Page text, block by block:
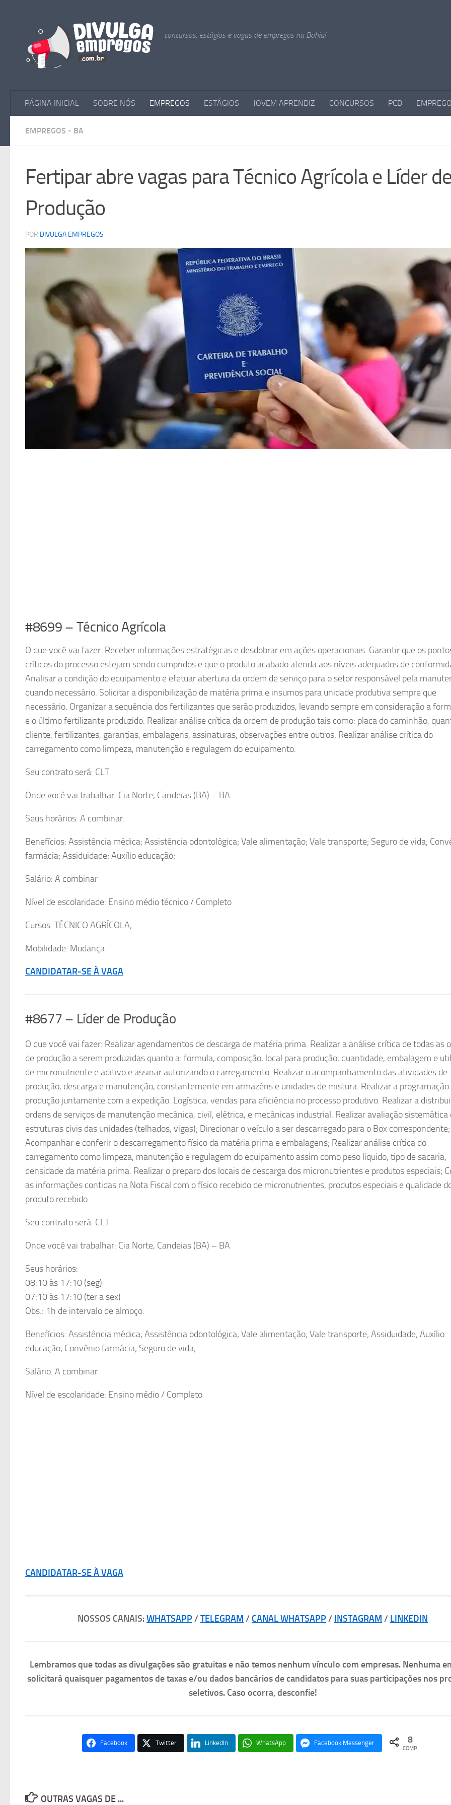
concursos, estágios e vagas de empregos na Bahia!
PÁGINA INICIAL SOBRE NÓS EMPREGOS ESTÁGIOS JOVEM APRENDIZ CONCURSOS PCD
EMPREGOS - BA
Fertipar abre vagas para Técnico Agrícola e Líder
Produção
POR DIVULGA EMPREGOS
#8699 – Técnico Agrícola
O que você vai fazer: Receber informações estratégicas e desdobrar em ações operacionais. Garantir que os
críticos do processo estejam sendo cumpridos e que o produto acabado atenda aos níveis adequados de
Analisar a condição do equipamento e efetuar abertura da ordem de serviço para o setor responsável pela
quando necessário. Solicitar a disponibilização de matéria prima e insumos para unidade produtiva sempre que
necessário. Organizar a sequência dos fertilizantes que serão produzidos, levando sempre em consideração a
e o último fertilizante produzido. Realizar análise crítica da ordem de produção tais como: placa do caminhão,
cliente, fertilizantes, garantias, embalagens, assinaturas, observações entre outros. Realizar análise crítica do
carregamento como limpeza, manutenção e regulagem do equipamento.
Seu contrato será: CLT
Onde você vai trabalhar: Cia Norte, Candeias (BA) – BA
Seus horários: A combinar.
Benefícios: Assistência médica; Assistência odontológica; Vale alimentação; Vale transporte; Seguro de vida;
farmácia; Assiduidade; Auxílio educação;
Salário: A combinar
Nível de escolaridade: Ensino médio técnico / Completo
Cursos: TÉCNICO AGRÍCOLA;
Mobilidade: Mudança
CANDIDATAR-SE À VAGA
#8677 – Líder de Produção
O que você vai fazer: Realizar agendamentos de descarga de matéria prima. Realizar a análise crítica de todas as
de produção a serem produzidas quanto a: formula, composição, local para produção, quantidade, embalagem e
de micronutriente e aditivo e assinar autorizando o carregamento. Realizar o acompanhamento das atividades de
produção, descarga e manutenção, constantemente em armazéns e unidades de mistura. Realizar a programação
produção juntamente com a expedição. Logística, vendas para eficiência no processo produtivo. Realizar a
ordens de serviços de manutenção mecânica, civil, elétrica, e mecânicas industrial. Realizar avaliação sistemática
estruturas civis das unidades (telhados, vigas); Direcionar o veículo a ser descarregado para o Box correspondente;
Acompanhar e conferir o descarregamento físico da matéria prima e embalagens; Realizar análise crítica do
carregamento como limpeza, manutenção e regulagem do equipamento assim como peso liquido, tipo de sacaria,
densidade da matéria prima. Realizar o preparo dos locais de descarga dos micronutrientes e produtos especiais;
as informações contidas na Nota Fiscal com o físico recebido de micronutrientes, produtos especiais e qualidade
produto recebido
Seu contrato será: CLT
Onde você vai trabalhar: Cia Norte, Candeias (BA) – BA
Seus horários:
08:10 às 17:10 (seg)
07:10 às 17:10 (ter a sex)
Obs.: 1h de intervalo de almoço.
Benefícios: Assistência médica; Assistência odontológica; Vale alimentação; Vale transporte; Assiduidade; Auxílio
educação; Convênio farmácia; Seguro de vida;
Salário: A combinar
Nível de escolaridade: Ensino médio / Completo
CANDIDATAR-SE À VAGA
NOSSOS CANAIS:WHATSAPP/ TELEGRAM / CANAL WHATSAPP/ INSTAGRAM / LINKEDIN
Lembramos que todas as divulgações são gratuitas e não temos nenhum vínculo com empresas. Nenhuma
solicitará quaisquer pagamentos de taxas e/ou dados bancários de candidatos para suas participações nos
seletivos. Caso ocorra, desconfie!
Facebook Twitter LinkedIn WhatsApp Facebook Messenger 8
COMP.
OUTRAS VAGAS DE ...